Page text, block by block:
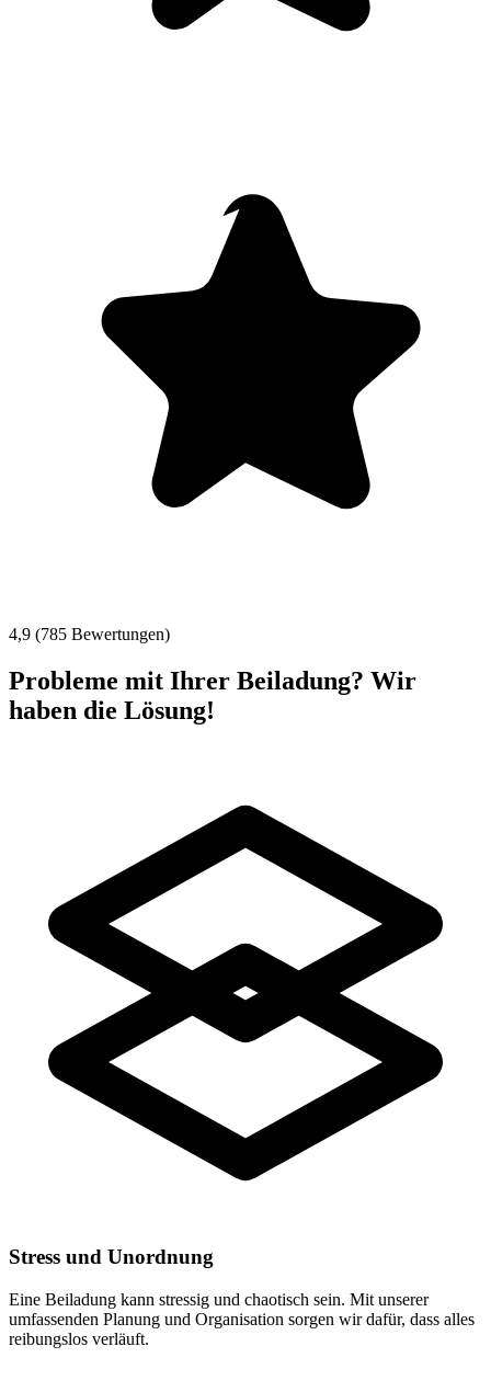
4,9 (785 Bewertungen)
Probleme mit Ihrer Beiladung? Wir
haben die Lösung!
Stress und Unordnung
Eine Beiladung kann stressig und chaotisch sein. Mit unserer
umfassenden Planung und Organisation sorgen wir dafür, dass alles
reibungslos verläuft.